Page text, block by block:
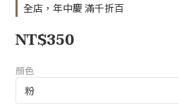
全店，年中慶 滿千折百
NT$350
顏色